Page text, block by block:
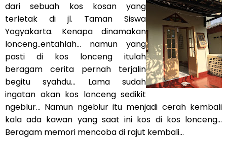
dari sebuah kos kosan yang
terletak di jl. Taman Siswa
Yogyakarta. Kenapa dinamakan
lonceng..entahlah... namun yang
pasti di kos lonceng itulah
beragam cerita pernah terjalin
begitu syahdu... Lama sudah
ingatan akan kos lonceng sedikit
ngeblur... Namun ngeblur itu menjadi cerah kembali
kala ada kawan yang saat ini kos di kos lonceng...
Beragam memori mencoba di rajut kembali...